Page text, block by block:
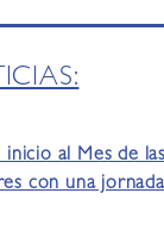
al Mes de
con una